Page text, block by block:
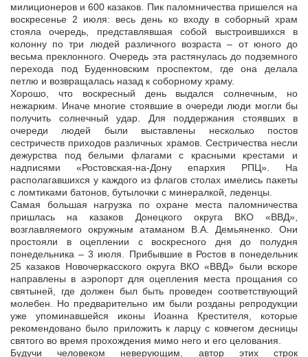
милиционеров и 600 казаков. Пик паломничества пришелся на
воскресенье 2 июля: весь день ко входу в соборный храм
стояла очередь, представлявшая собой выстроившихся в
колонну по три людей различного возраста – от юного до
весьма преклонного. Очередь эта растянулась до подземного
перехода под Буденновским проспектом, где она делала
петлю и возвращалась назад к соборному храму.
Хорошо, что воскресный день выдался солнечным, но
нежарким. Иначе многие стоявшие в очереди люди могли бы
получить солнечный удар. Для поддержания стоявших в
очереди людей были выставлены несколько постов
сестричеств приходов различных храмов. Сестричества несли
дежурства под белыми флагами с красными крестами и
надписями «Ростовская-на-Дону епархия РПЦ». На
располагавшихся у каждого из флагов столах имелись пакеты
с ломтиками батонов, бутылочки с минералкой, леденцы.
Самая большая нагрузка по охране места паломничества
пришлась на казаков Донецкого округа ВКО «ВВД»,
возглавляемого окружным атаманом В.А. Демьяненко. Они
простояли в оцеплении с воскресного дня до полудня
понедельника – 3 июля. Прибывшие в Ростов в понедельник
25 казаков Новочеркасского округа ВКО «ВВД» были вскоре
направлены в аэропорт для оцепления места прощания со
святыней, где должен был быть проведен соответствующий
молебен. Но предварительно им были розданы репродукции
уже упоминавшейся иконы Иоанна Крестителя, которые
рекомендовано было приложить к ларцу с ковчегом десницы
святого во время прохождения мимо него и его целования.
Будучи человеком неверующим, автор этих строк